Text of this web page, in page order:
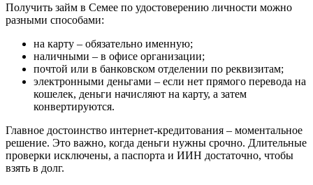
Получить займ в Семее по удостоверению личности можно
разными способами:
на карту – обязательно именную;
наличными – в офисе организации;
почтой или в банковском отделении по реквизитам;
электронными деньгами – если нет прямого перевода на
кошелек, деньги начисляют на карту, а затем
конвертируются.
Главное достоинство интернет-кредитования – моментальное
решение. Это важно, когда деньги нужны срочно. Длительные
проверки исключены, а паспорта и ИИН достаточно, чтобы
взять в долг.